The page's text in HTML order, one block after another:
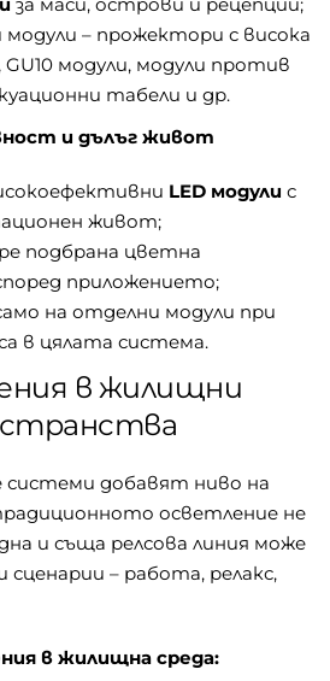
модули – прожектори с висока
модули, модули против
табели и др.
и дълъг живот
LED модули с
живот;
подбрана цветна
приложението;
на отделни модули при
в цялата система.
в жилищни
добавят ниво на
осветление не
и съща релсова линия може
сценарии – работа, релакс,
в жилищна среда: